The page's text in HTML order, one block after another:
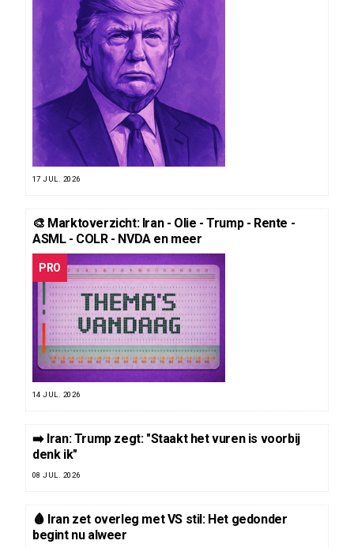
17 JUL. 2026
🎨 Marktoverzicht: Iran - Olie - Trump - Rente -
ASML - COLR - NVDA en meer
PRO
14 JUL. 2026
➡️ Iran: Trump zegt: "Staakt het vuren is voorbij
denk ik"
08 JUL. 2026
🩸 Iran zet overleg met VS stil: Het gedonder
begint nu alweer